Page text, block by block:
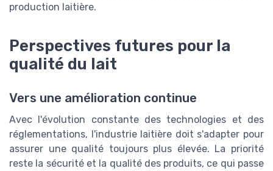
production laitière.
Perspectives futures pour la
qualité du lait
Vers une amélioration continue
Avec l'évolution constante des technologies et des
réglementations, l'industrie laitière doit s'adapter pour
assurer une qualité toujours plus élevée. La priorité
reste la sécurité et la qualité des produits, ce qui passe